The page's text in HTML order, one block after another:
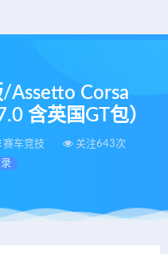
Assetto Corsa
含英国GT包）
赛车竞技
关注643次